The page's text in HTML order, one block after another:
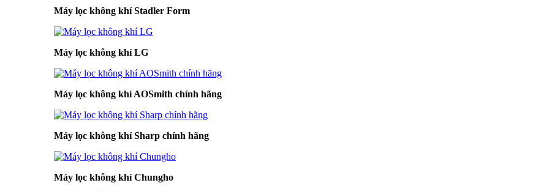
Máy lọc không khí Stadler Form
Máy lọc không khí LG
Máy lọc không khí AOSmith chính hãng
Máy lọc không khí Sharp chính hãng
Máy lọc không khí Chungho